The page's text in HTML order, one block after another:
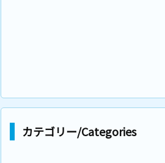
カテゴリー/Categories